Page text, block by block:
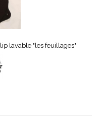
lavable "les feuillages"